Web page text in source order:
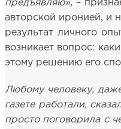
предъявляю», –
авторской иронией, и
результат личного
возникает вопрос:
этому решению его
Любому человеку,
газете работали,
просто поговорила с